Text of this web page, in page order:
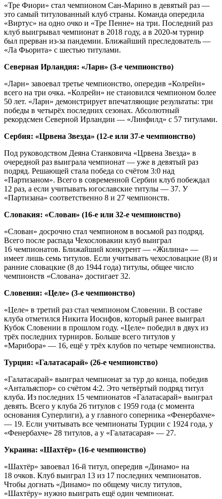
«Тре Фиори» стал чемпионом Сан‑Марино в девятый раз —
это самый титулованный клуб страны. Команда опередила
«Виртус» на одно очко и «Тре Пенне» на три. Последний раз
клуб выигрывал чемпионат в 2018 году, а в 2020‑м турнир
был прерван из‑за пандемии. Ближайший преследователь —
«Ла Фьорита» с шестью титулами.
Северная Ирландия: «Ларн» (3‑е чемпионство)
«Ларн» завоевал третье чемпионство, опередив «Колрейн»
всего на три очка. «Колрейн» не становился чемпионом более
50 лет. «Ларн» демонстрирует впечатляющие результаты: три
победы в четырёх последних сезонах. Абсолютный
рекордсмен Северной Ирландии — «Линфилд» с 57 титулами.
Сербия: «Црвена Звезда» (12‑е или 37‑е чемпионство)
Под руководством Деяна Станковича «Црвена Звезда» в
очередной раз выиграла чемпионат — уже в девятый раз
подряд. Решающей стала победа со счётом 3:0 над
«Партизаном». Всего в современной Сербии клуб побеждал
12 раз, а если учитывать югославские титулы — 37. У
«Партизана» соответственно 8 и 27 чемпионств.
Словакия: «Слован» (16‑е или 32‑е чемпионство)
«Слован» досрочно стал чемпионом в восьмой раз подряд.
Всего после распада Чехословакии клуб выиграл
16 чемпионатов. Ближайший конкурент — «Жилина» —
имеет лишь семь титулов. Если учитывать чехословацкие (8) и
ранние словацкие (8 до 1944 года) титулы, общее число
чемпионств «Слована» достигает 32.
Словения: «Целе» (3‑е чемпионство)
«Целе» в третий раз стал чемпионом Словении. В составе
клуба отметился Никита Иосифов, который ранее выиграл
Кубок Словении в прошлом году. «Целе» победил в двух из
трёх последних турниров. Больше всего титулов у
«Марибора» — 16, ещё у трёх клубов по четыре чемпионства.
Турция: «Галатасарай» (26‑е чемпионство)
«Галатасарай» выиграл чемпионат за тур до конца, победив
«Антальяспор» со счётом 4:2. Это четвёртый подряд титул
клуба. Из последних 15 чемпионатов «Галатасарай» выиграл
девять. Всего у клуба 26 титулов с 1959 года (с момента
основания Суперлиги), а у главного соперника «Фенербахче»
— 19. Если учитывать все чемпионаты Турции с 1924 года, у
«Фенербахче» 28 титулов, а у «Галатасарая» — 27.
Украина: «Шахтёр» (16‑е чемпионство)
«Шахтёр» завоевал 16‑й титул, опередив «Динамо» на
18 очков. Клуб выиграл 13 из 17 последних чемпионатов.
Чтобы догнать «Динамо» по общему числу титулов,
«Шахтёру» нужно выиграть ещё один чемпионат.